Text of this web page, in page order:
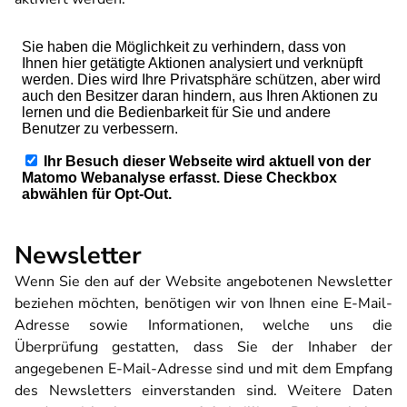
Newsletter
Wenn Sie den auf der Website angebotenen Newsletter
beziehen möchten, benötigen wir von Ihnen eine E-Mail-
Adresse sowie Informationen, welche uns die
Überprüfung gestatten, dass Sie der Inhaber der
angegebenen E-Mail-Adresse sind und mit dem Empfang
des Newsletters einverstanden sind. Weitere Daten